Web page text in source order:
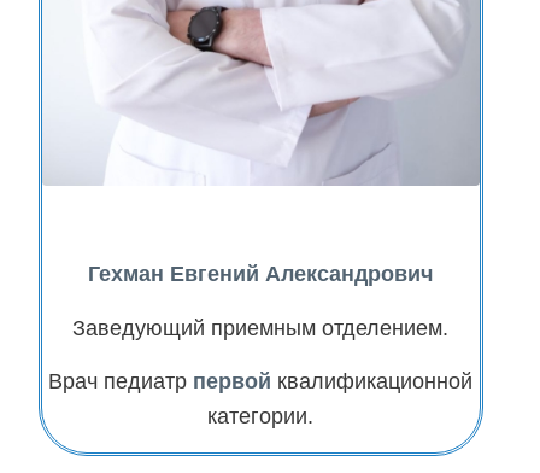
Гехман Евгений Александрович
Заведующий приемным отделением.
Врач педиатр первой квалификационной
категории.